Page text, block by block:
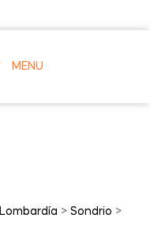
MENU
Lombardía > Sondrio >